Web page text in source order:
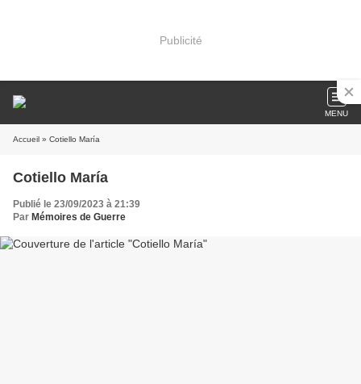
Publicité
MENU
Accueil » Cotiello María
Cotiello María
Publié le 23/09/2023 à 21:39
Par Mémoires de Guerre